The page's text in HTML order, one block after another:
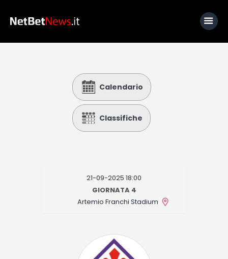
Calcio
Basket
Fantacalcio
I consigli di Giulia
Calendario
Classifiche
21-09-2025 18:00
GIORNATA 4
Artemio Franchi Stadium